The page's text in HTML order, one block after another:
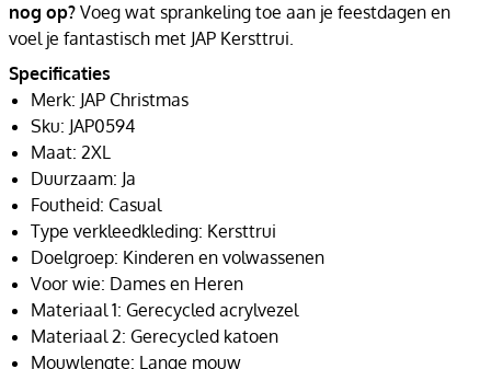
nog op? Voeg wat sprankeling toe aan je feestdagen en
voel je fantastisch met JAP Kersttrui.
Specificaties
Merk: JAP Christmas
Sku: JAP0594
Maat: 2XL
Duurzaam: Ja
Foutheid: Casual
Type verkleedkleding: Kersttrui
Doelgroep: Kinderen en volwassenen
Voor wie: Dames en Heren
Materiaal 1: Gerecycled acrylvezel
Materiaal 2: Gerecycled katoen
Mouwlengte: Lange mouw